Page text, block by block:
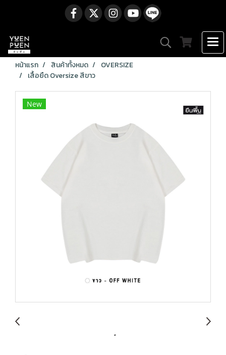
หน้าแรก สินค้าทั้งหมด
OVERSIZE
เสื้อยืด Oversize สีขาว
New